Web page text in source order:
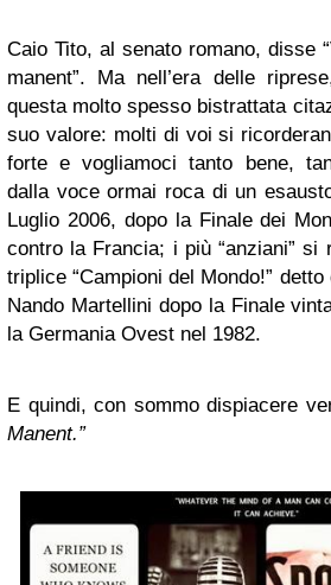
Caio Tito, al senato romano, disse
manent”. Ma nell’era delle
questa molto spesso bistrattata
suo valore: molti di voi si
forte e vogliamoci tanto bene,
dalla voce ormai roca di un
Luglio 2006, dopo la Finale dei
contro la Francia; i più “anziani” si
triplice “Campioni del Mondo!”
Nando Martellini dopo la Finale
la Germania Ovest nel 1982.
E quindi, con sommo dispiacere
Manent.”